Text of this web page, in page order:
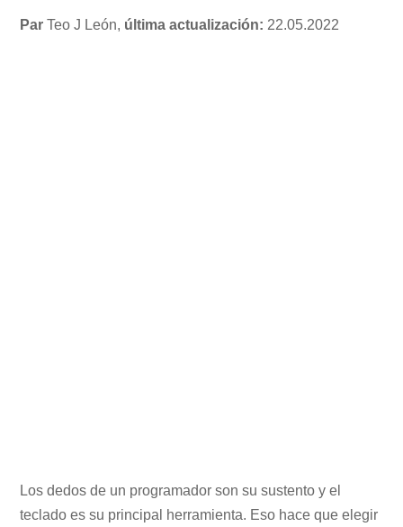
Par Teo J León, última actualización: 22.05.2022
Los dedos de un programador son su sustento y el
teclado es su principal herramienta. Eso hace que elegir